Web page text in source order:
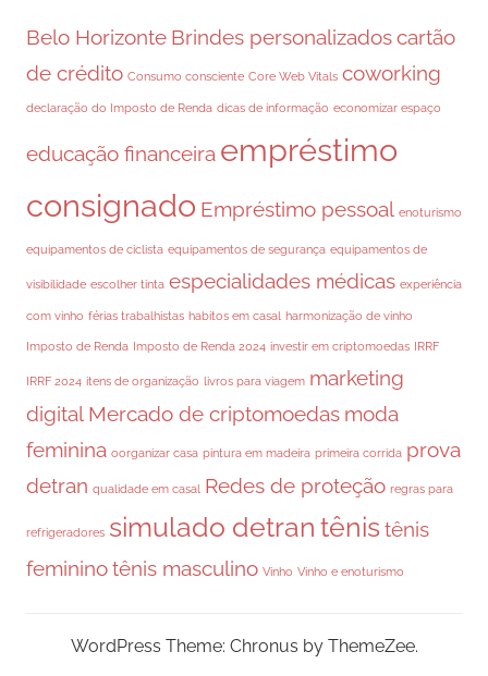
Belo Horizonte Brindes personalizadoscartão
de crédito Consumo consciente Core Web Vitals coworking
declaração do Imposto de Renda dicas de informação economizar espaço
educação financeira empréstimo
consignado Empréstimo pessoal enoturismo
equipamentos de ciclista equipamentos de segurança equipamentos de
visibilidade escolher tinta especialidades médicas experiência
com vinho férias trabalhistas habitos em casal harmonização de vinho
Imposto de Renda Imposto de Renda 2024 investir em criptomoedas IRRF
IRRF 2024 itens de organização livros para viagem marketing
digital Mercado de criptomoedas moda
feminina oorganizar casa pintura em madeira primeira corrida prova
detran qualidade em casal Redes de proteção regras para
refrigeradores simulado detran tênis tênis
femininotênis masculino Vinho Vinho e enoturismo
WordPress Theme: Chronus by ThemeZee.